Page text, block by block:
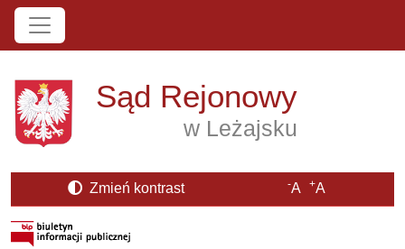
Przejdź do treści
Sąd Rejonowy
w Leżajsku
Zmień kontrast -A +A
Strona BIP otwiera się w nowym oknie